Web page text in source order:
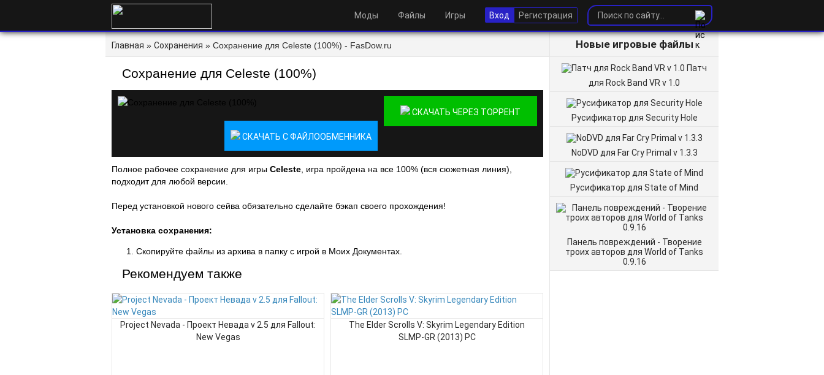
Моды Файлы Игры Вход Регистрация
Новые игровые файлы
Патч
для Rock Band VR v 1.0
Русификатор для Security Hole
NoDVD для Far Cry Primal v 1.3.3
Русификатор для State of Mind
Панель повреждений - Творение
троих авторов для World of Tanks
0.9.16
Главная » Сохранения » Сохранение для Celeste (100%) - FasDow.ru
Сохранение для Celeste (100%)
СКАЧАТЬ ЧЕРЕЗ ТОРРЕНТ
СКАЧАТЬ С ФАЙЛООБМЕННИКА
Полное рабочее сохранение для игры Celeste , игра пройдена на все 100% (вся сюжетная линия),
подходит для любой версии.
Перед установкой нового сейва обязательно сделайте бэкап своего прохождения!
Установка сохранения:
Скопируйте файлы из архива в папку с игрой в Моих Документах.
Рекомендуем также
Project Nevada - Проект Невада v 2.5 для Fallout:
New Vegas
The Elder Scrolls V: Skyrim Legendary Edition
SLMP-GR (2013) PC